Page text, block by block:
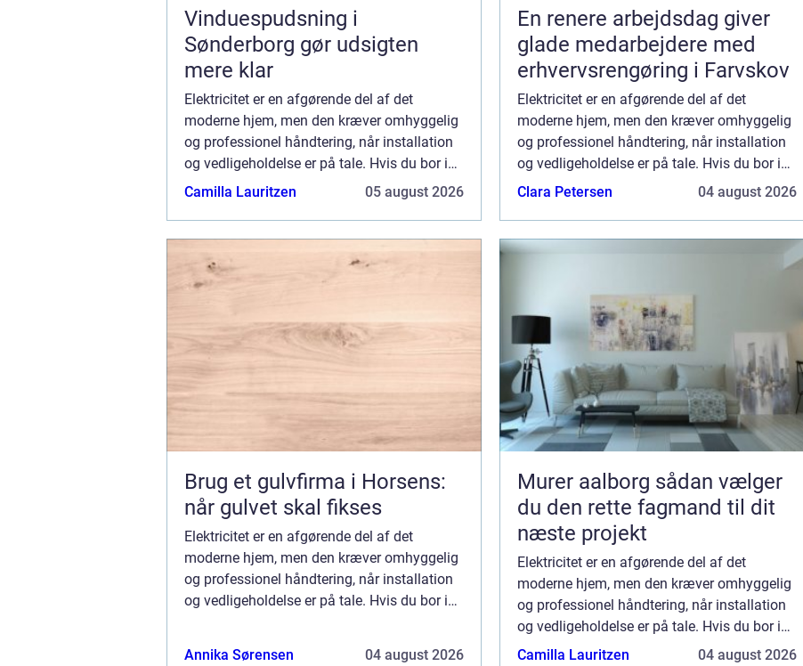
Vinduespudsning i
Sønderborg gør udsigten
mere klar
Elektricitet er en afgørende del af det
moderne hjem, men den kræver omhyggelig
og professionel håndtering, når installation
og vedligeholdelse er på tale. Hvis du bor i
Helsingør og står overfor en el-opgave, er det
Camilla Lauritzen 05 august 2026
En renere arbejdsdag giver
glade medarbejdere med
erhvervsrengøring i Farvskov
Elektricitet er en afgørende del af det
moderne hjem, men den kræver omhyggelig
og professionel håndtering, når installation
og vedligeholdelse er på tale. Hvis du bor i
Helsingør og står overfor en el-opgave, er det
Clara Petersen 04 august 2026
Brug et gulvfirma i Horsens:
når gulvet skal fikses
Elektricitet er en afgørende del af det
moderne hjem, men den kræver omhyggelig
og professionel håndtering, når installation
og vedligeholdelse er på tale. Hvis du bor i
Annika Sørensen 04 august 2026
Murer aalborg sådan vælger
du den rette fagmand til dit
næste projekt
Elektricitet er en afgørende del af det
moderne hjem, men den kræver omhyggelig
og professionel håndtering, når installation
og vedligeholdelse er på tale. Hvis du bor i
Helsingør og står overfor en el-opgave, er det
Camilla Lauritzen 04 august 2026